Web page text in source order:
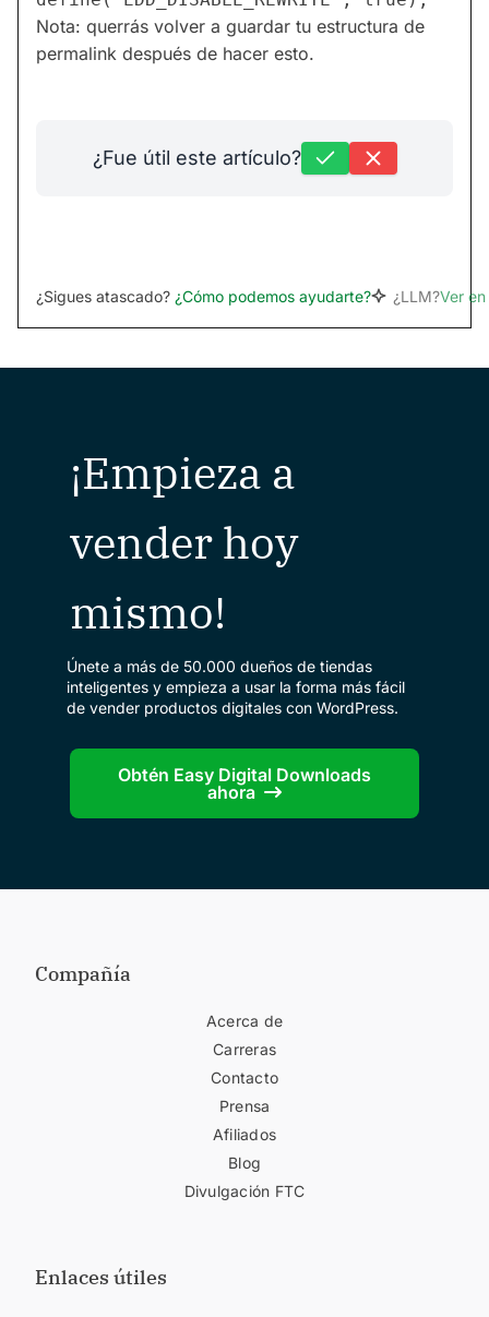
Nota: querrás volver a guardar tu estructura de
permalink después de hacer esto.
¿Fue útil este artículo?
¿Sigues atascado? ¿Cómo podemos ayudarte? ¿LLM?Ver
¡Empieza a
vender hoy
mismo!
Únete a más de 50.000 dueños de tiendas
inteligentes y empieza a usar la forma más fácil
de vender productos digitales con WordPress.
Obtén Easy Digital Downloads
ahora
Compañía
Acerca de
Carreras
Contacto
Prensa
Afiliados
Blog
Divulgación FTC
Enlaces útiles